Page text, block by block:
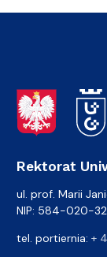
Adres
Rektorat
ul. prof. Marii
NIP: 584-020-
tel. portiernia: +